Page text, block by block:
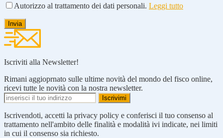
Autorizzo al trattamento dei dati personali. Leggi tutto
Iscriviti alla Newsletter!
Rimani aggioprnato sulle ultime novità del mondo del fisco online,
ricevi tutte le novità con la nostra newsletter.
Iscrivendoti, accetti la privacy policy e conferisci il tuo consenso al
trattamento nell'ambito delle finalità e modalità ivi indicate, nei limiti
in cui il consenso sia richiesto.